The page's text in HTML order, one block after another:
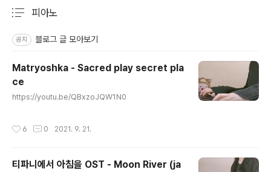
피아노
공지 블로그 글 모아보기
Matryoshka - Sacred play secret pla
ce
https://youtu.be/QBxzoJQW1N0
6 0 2021. 9. 21.
티파니에서 아침을 OST - Moon River (ja